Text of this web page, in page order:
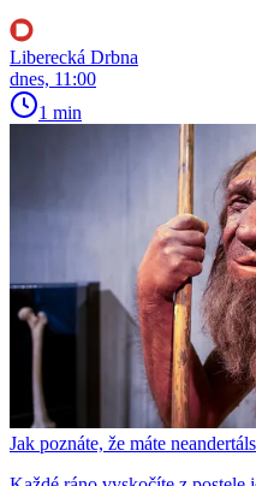
Liberecká Drbna
dnes, 11:00
1 min
Jak poznáte, že máte